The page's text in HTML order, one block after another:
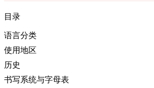
目录
语言分类
使用地区
历史
书写系统与字母表